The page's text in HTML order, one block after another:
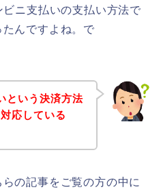
ニ支払いの支払い方法で
んですよね。で
という決済方法
応している
の記事をご覧の方の中に